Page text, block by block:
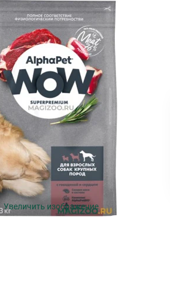
Увеличить изображение